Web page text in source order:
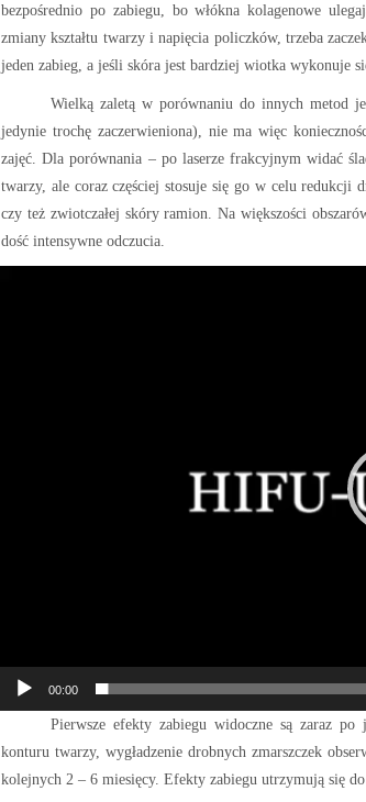
bezpośrednio po zabiegu, bo włókna kolagenowe
zmiany kształtu twarzy i napięcia policzków, trzeba
jeden zabieg, a jeśli skóra jest bardziej wiotka wykonuje
Wielką zaletą w porównaniu do innych metod
jedynie trochę zaczerwieniona), nie ma więc
zajęć. Dla porównania – po laserze frakcyjnym widać
twarzy, ale coraz częściej stosuje się go w celu redukcji
czy też zwiotczałej skóry ramion. Na większości
dość intensywne odczucia.
00:00
Pierwsze efekty zabiegu widoczne są zaraz
konturu twarzy, wygładzenie drobnych zmarszczek
kolejnych 2 – 6 miesięcy. Efekty zabiegu utrzymują się do